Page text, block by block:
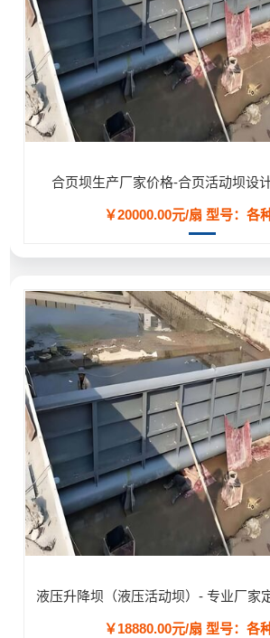
合页坝生产厂家价格-合页活动坝设
￥20000.00元/扇 型号：各
￥18880.00元/扇 型号：各